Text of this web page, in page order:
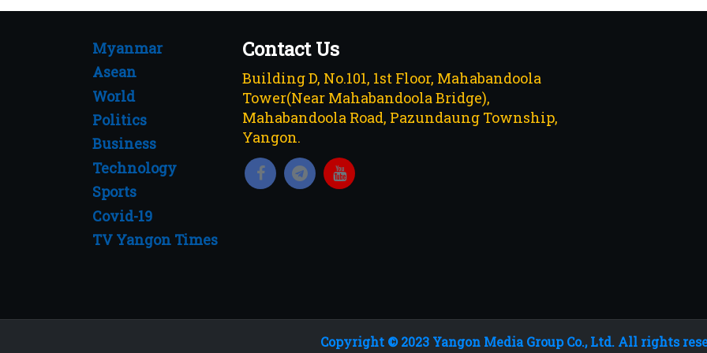
Myanmar
Asean
World
Politics
Business
Technology
Sports
Covid-19
TV Yangon Times
Contact Us
Building D, No.101, 1st Floor, Mahabandoola
Tower(Near Mahabandoola Bridge),
Mahabandoola Road, Pazundaung Township,
Yangon.
Copyright © 2023 Yangon Media Group Co., Ltd. All rights